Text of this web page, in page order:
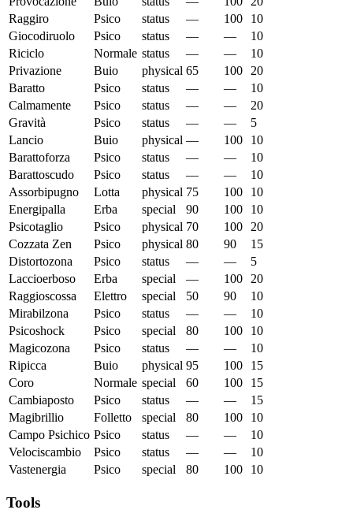
Raggiro
Psico status — 100
10
Giocodiruolo
Psico status — —
10
Riciclo
Normale status — —
10
Privazione
Buio physical 65 100
20
Baratto
Psico status — —
10
Calmamente
Psico status — —
20
Gravità
Psico status — —
5
Lancio
Buio physical — 100
10
Barattoforza
Psico status — —
10
Barattoscudo
Psico status — —
10
Assorbipugno
Lotta physical 75 100
10
Energipalla
Erba special 90 100
10
Psicotaglio
Psico physical 70 100
20
Cozzata Zen
Psico physical 80 90
15
Distortozona
Psico status — —
5
Laccioerboso
Erba special — 100
20
Raggioscossa
Elettro special 50 90
10
Mirabilzona
Psico status — —
10
Psicoshock
Psico special 80 100
10
Magicozona
Psico status — —
10
Ripicca
Buio physical 95 100
15
Coro
Normale special 60 100
15
Cambiaposto
Psico status — —
15
Magibrillio
Folletto special 80 100
10
Campo Psichico Psico status — —
10
Velociscambio
Psico status — —
10
Vastenergia
Psico special 80 100 10
Tools